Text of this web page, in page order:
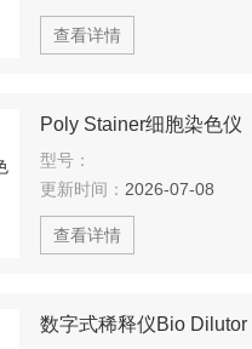
查看详情
Poly Stainer细胞染色仪
型号：
更新时间： 2026-07-08
查看详情
数字式稀释仪Bio Dilutor